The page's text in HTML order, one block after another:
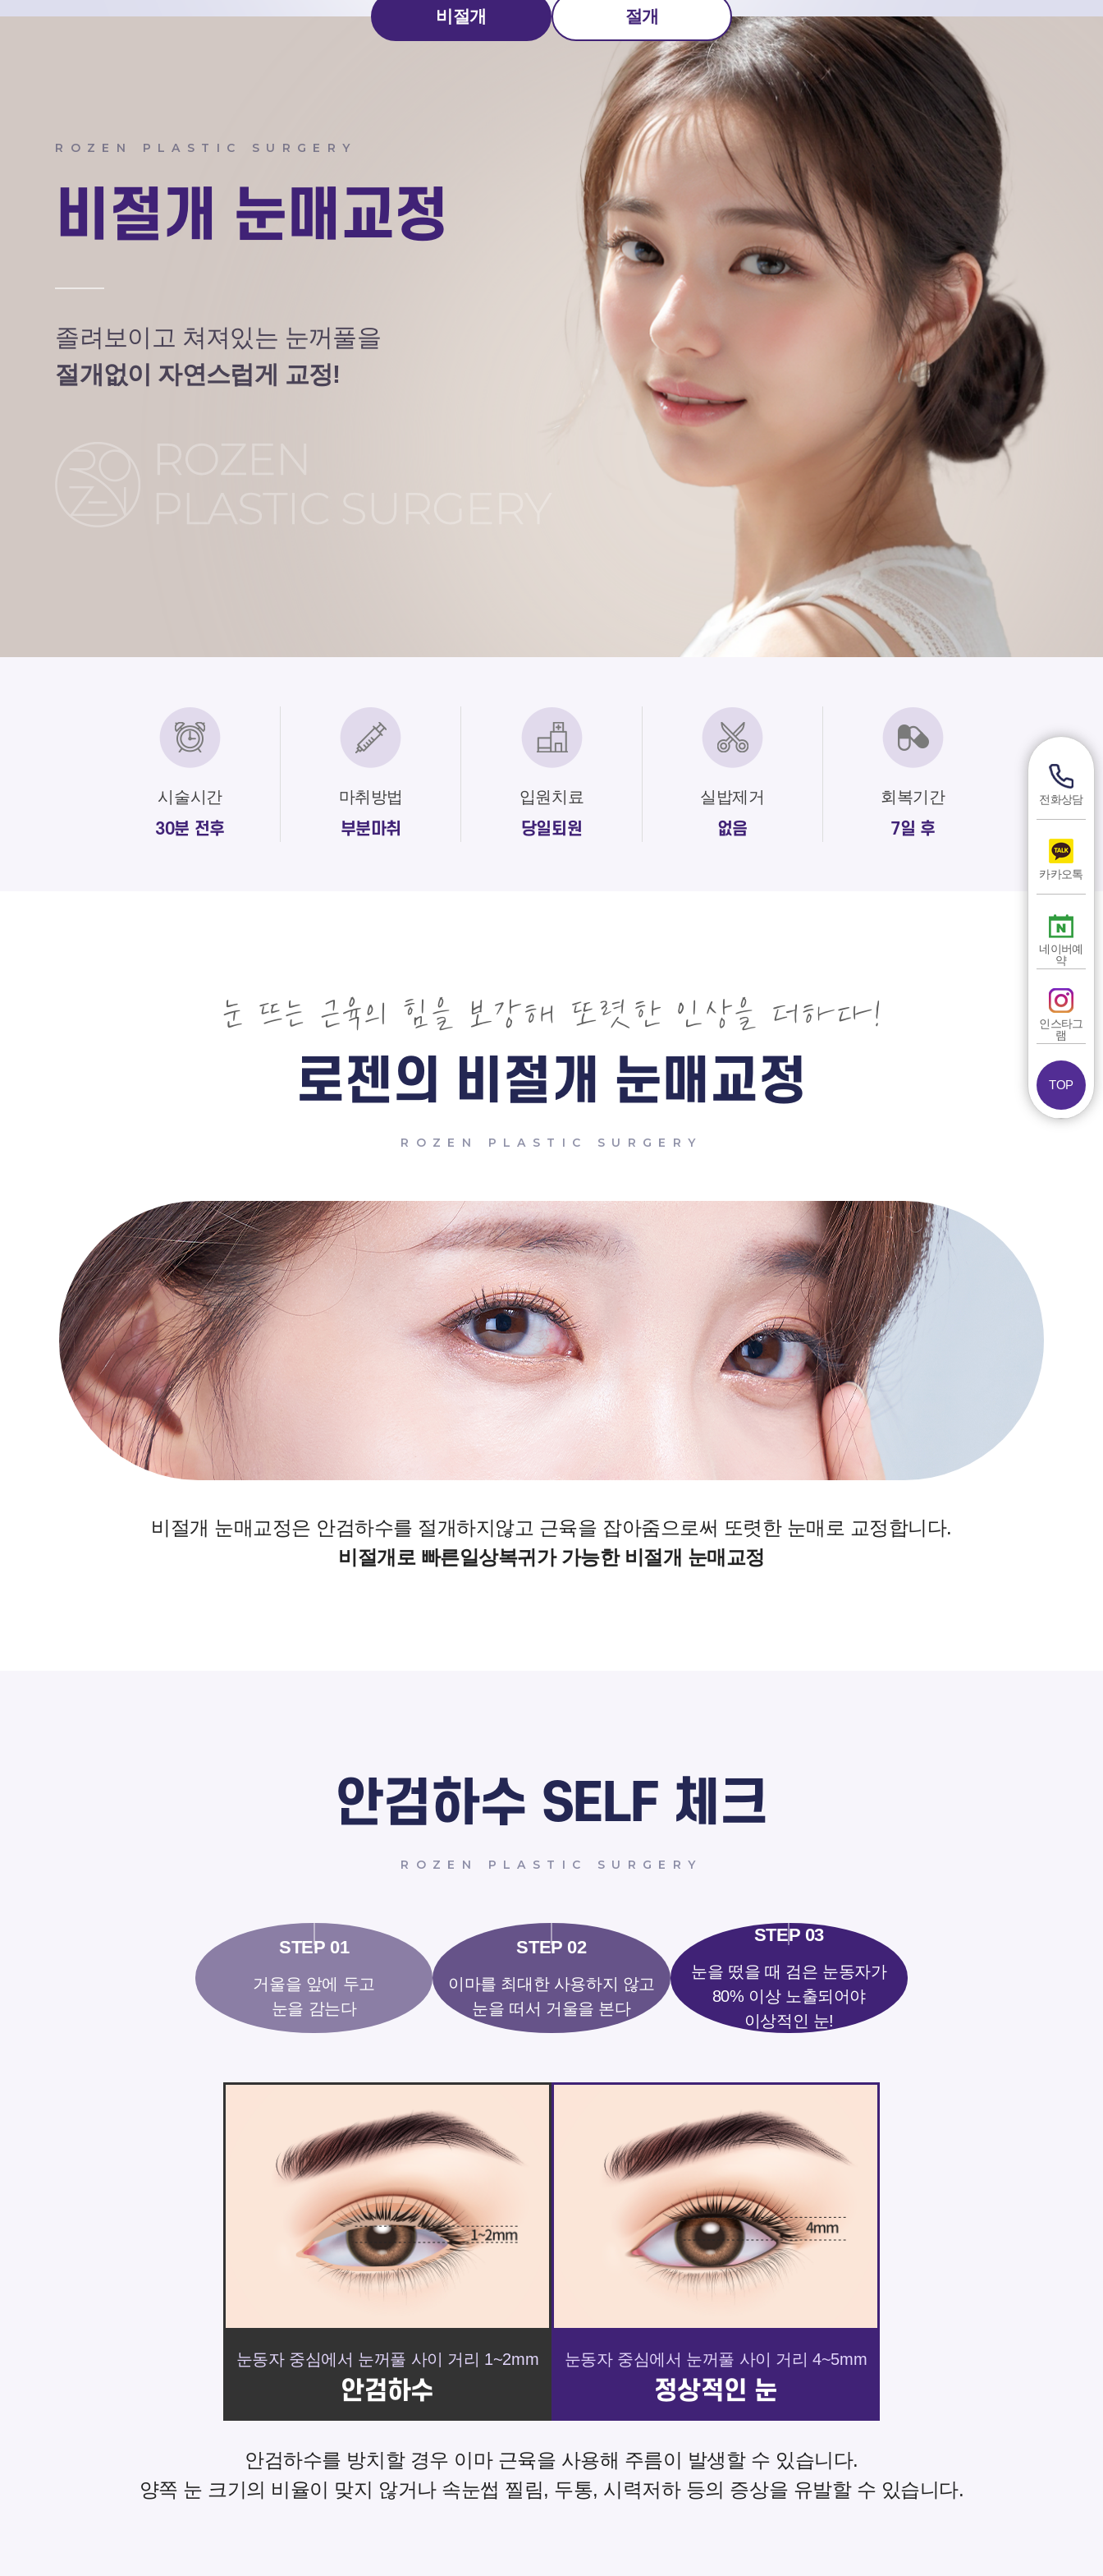
비절개 절개
ROZEN PLASTIC SURGERY
비절개 눈매교정
졸려보이고 쳐져있는 눈꺼풀을
절개없이 자연스럽게 교정!
시술시간
30분 전후
마취방법
부분마취
입원치료
당일퇴원
실밥제거
없음
회복기간
7일 후
눈 뜨는 근육의 힘을 보강해 또렷한 인상을 더하다!
로젠의 비절개 눈매교정
ROZEN PLASTIC SURGERY
비절개 눈매교정은 안검하수를 절개하지않고 근육을 잡아줌으로써 또렷한 눈매로 교정합니다.
비절개로 빠른일상복귀가 가능한 비절개 눈매교정
안검하수 SELF 체크
ROZEN PLASTIC SURGERY
거울을 앞에 두고
눈을 감는다
이마를 최대한 사용하지 않고
눈을 떠서 거울을 본다
눈을 떴을 때 검은 눈동자가
80% 이상 노출되어야
이상적인 눈!
눈동자 중심에서 눈꺼풀 사이 거리 1~2mm
안검하수
눈동자 중심에서 눈꺼풀 사이 거리 4~5mm
정상적인 눈
안검하수를 방치할 경우 이마 근육을 사용해 주름이 발생할 수 있습니다.
양쪽 눈 크기의 비율이 맞지 않거나 속눈썹 찔림, 두통, 시력저하 등의 증상을 유발할 수 있습니다.
전화상담
카카오톡
네이버예
약
인스타그
램
TOP